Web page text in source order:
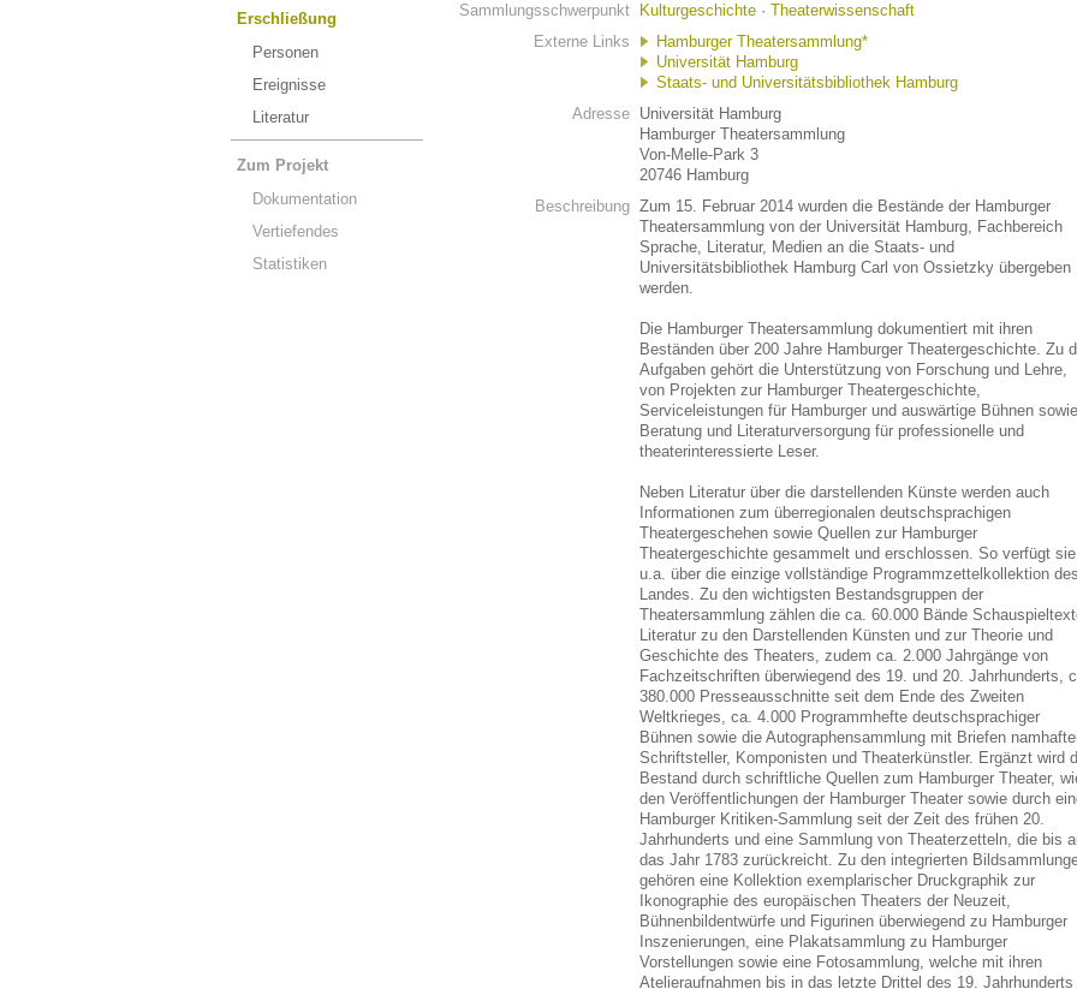
Erschließung
Personen
Ereignisse
Literatur
Zum Projekt
Dokumentation
Vertiefendes
Statistiken
Sammlungsschwerpunkt Kulturgeschichte · Theaterwissenschaft
Externe Links
Hamburger Theatersammlung*
Universität Hamburg
Staats- und Universitätsbibliothek Hamburg
Adresse Universität Hamburg
Hamburger Theatersammlung
Von-Melle-Park 3
20746 Hamburg
Beschreibung Zum 15. Februar 2014 wurden die Bestände der Hamburger
Theatersammlung von der Universität Hamburg, Fachbereich
Sprache, Literatur, Medien an die Staats- und
Universitätsbibliothek Hamburg Carl von Ossietzky übergeben
werden.
Die Hamburger Theatersammlung dokumentiert mit ihren
Beständen über 200 Jahre Hamburger Theatergeschichte. Zu
Aufgaben gehört die Unterstützung von Forschung und Lehre,
von Projekten zur Hamburger Theatergeschichte,
Serviceleistungen für Hamburger und auswärtige Bühnen sowie
Beratung und Literaturversorgung für professionelle und
theaterinteressierte Leser.
Neben Literatur über die darstellenden Künste werden auch
Informationen zum überregionalen deutschsprachigen
Theatergeschehen sowie Quellen zur Hamburger
Theatergeschichte gesammelt und erschlossen. So verfügt sie
u.a. über die einzige vollständige Programmzettelkollektion des
Landes. Zu den wichtigsten Bestandsgruppen der
Theatersammlung zählen die ca. 60.000 Bände
Literatur zu den Darstellenden Künsten und zur Theorie und
Geschichte des Theaters, zudem ca. 2.000 Jahrgänge von
Fachzeitschriften überwiegend des 19. und 20. Jahrhunderts,
380.000 Presseausschnitte seit dem Ende des Zweiten
Weltkrieges, ca. 4.000 Programmhefte deutschsprachiger
Bühnen sowie die Autographensammlung mit Briefen
Schriftsteller, Komponisten und Theaterkünstler. Ergänzt wird
Bestand durch schriftliche Quellen zum Hamburger Theater,
den Veröffentlichungen der Hamburger Theater sowie durch
Hamburger Kritiken-Sammlung seit der Zeit des frühen 20.
Jahrhunderts und eine Sammlung von Theaterzetteln, die bis
das Jahr 1783 zurückreicht. Zu den integrierten
gehören eine Kollektion exemplarischer Druckgraphik zur
Ikonographie des europäischen Theaters der Neuzeit,
Bühnenbildentwürfe und Figurinen überwiegend zu Hamburger
Inszenierungen, eine Plakatsammlung zu Hamburger
Vorstellungen sowie eine Fotosammlung, welche mit ihren
Atelieraufnahmen bis in das letzte Drittel des 19. Jahrhunderts